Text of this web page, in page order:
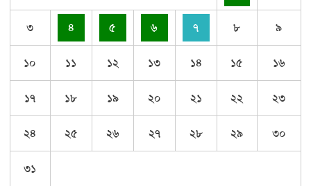
৩ ৪ ৫ ৬ ৭ ৮ ৯
১০ ১১ ১২ ১৩ ১৪ ১৫ ১৬
১৭ ১৮ ১৯ ২০ ২১ ২২ ২৩
২৪ ২৫ ২৬ ২৭ ২৮ ২৯ ৩০
৩১